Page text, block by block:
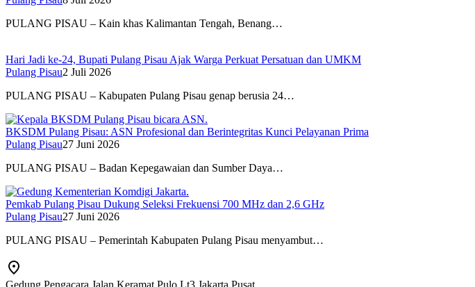
PULANG PISAU – Kain khas Kalimantan Tengah, Benang…
Hari Jadi ke-24, Bupati Pulang Pisau Ajak Warga Perkuat Persatuan dan UMKM
Pulang Pisau2 Juli 2026
PULANG PISAU – Kabupaten Pulang Pisau genap berusia 24…
BKSDM Pulang Pisau: ASN Profesional dan Berintegritas Kunci Pelayanan Prima
Pulang Pisau27 Juni 2026
PULANG PISAU – Badan Kepegawaian dan Sumber Daya…
Pemkab Pulang Pisau Dukung Seleksi Frekuensi 700 MHz dan 2,6 GHz
Pulang Pisau27 Juni 2026
PULANG PISAU – Pemerintah Kabupaten Pulang Pisau menyambut…